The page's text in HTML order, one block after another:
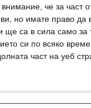
че за част
ви, но имате право
ще са в сила само
си по всяко
част на уеб
за непослушни
смартфон и